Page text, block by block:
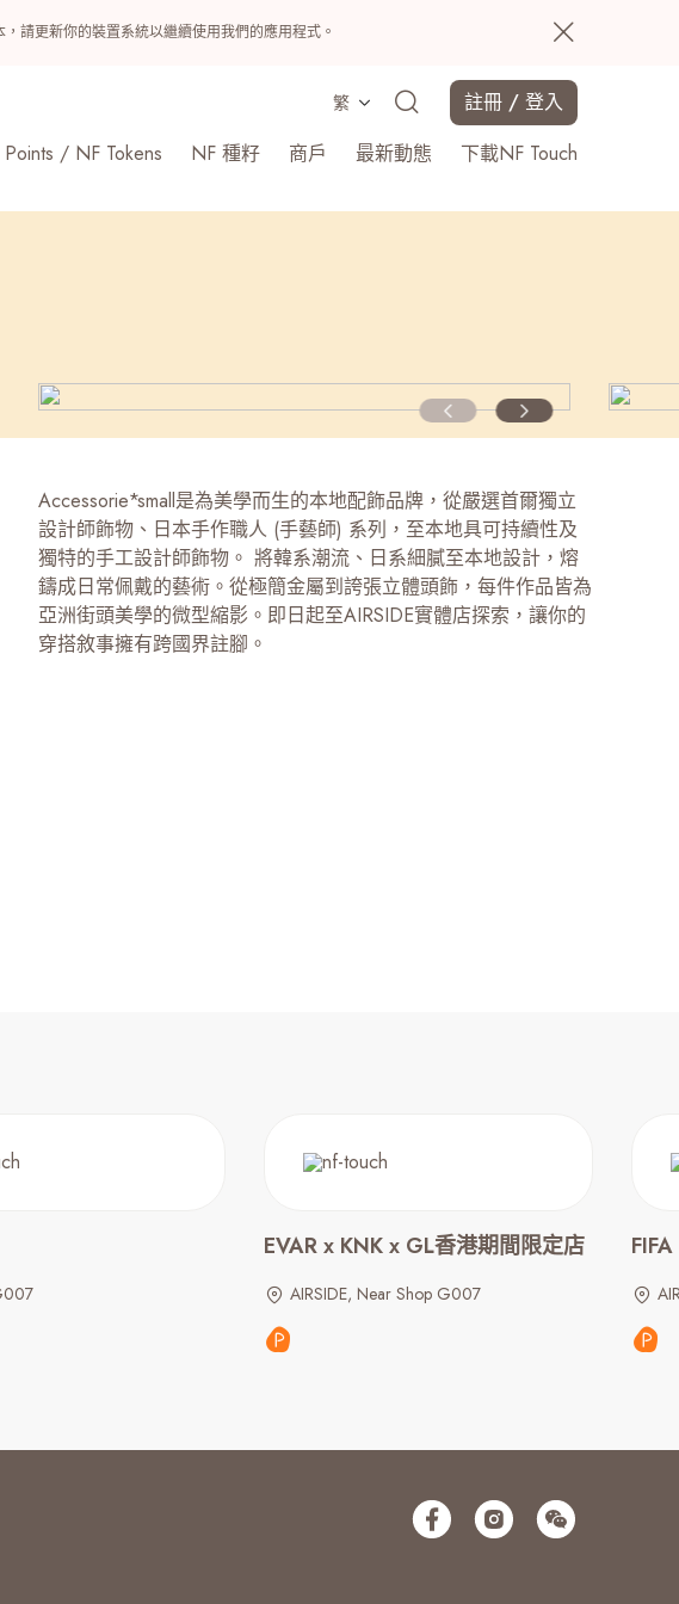
請更新你的裝置系統以繼續使用我們的應用程式。
繁
註冊 / 登入
/ NF Tokens NF 種籽 商戶 最新動態 下載NF Touch
Accessorie*small是為美學而生的本地配飾品牌，從嚴選首爾獨立
設計師飾物、日本手作職人 (手藝師) 系列，至本地具可持續性及
獨特的手工設計師飾物。 將韓系潮流、日系細膩至本地設計，熔
鑄成日常佩戴的藝術。從極簡金屬到誇張立體頭飾，每件作品皆為
亞洲街頭美學的微型縮影。即日起至AIRSIDE實體店探索，讓你的
穿搭敘事擁有跨國界註腳。
EVAR x KNK x GL香港期間限定店
AIRSIDE, Near Shop G007